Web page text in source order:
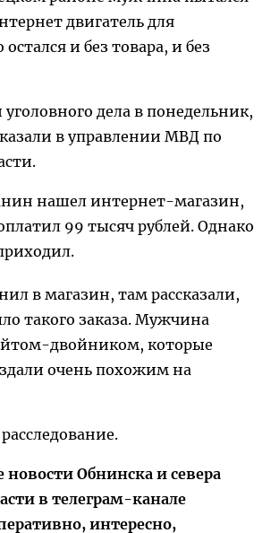
двигатель для
и без товара, и без
дела в понедельник,
в управлении МВД по
нашел интернет-магазин,
99 тысяч рублей. Однако
в магазин, там рассказали,
такого заказа. Мужчина
двойником, которые
очень похожим на
Обнинска и севера
в телеграм-канале
интересно,